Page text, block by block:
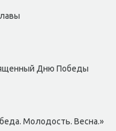
Дню Победы
Молοдοсть. Весна.»